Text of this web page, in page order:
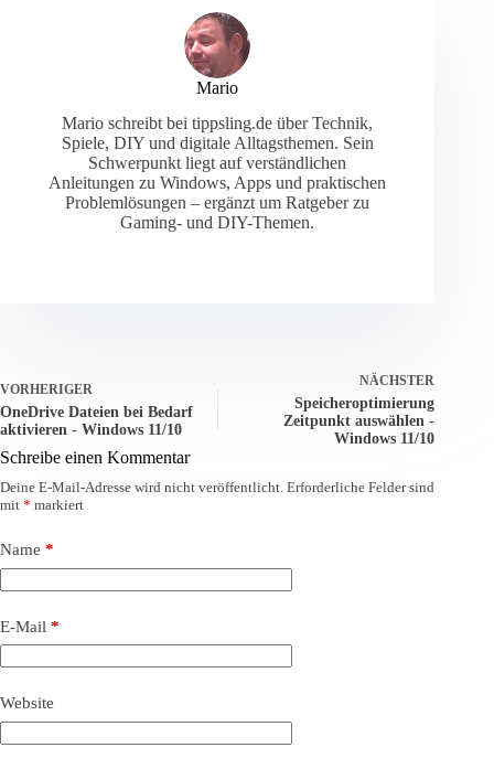
Mario
Mario schreibt bei tippsling.de über Technik,
Spiele, DIY und digitale Alltagsthemen. Sein
Schwerpunkt liegt auf verständlichen
Anleitungen zu Windows, Apps und praktischen
Problemlösungen – ergänzt um Ratgeber zu
Gaming- und DIY-Themen.
VORHERIGER
OneDrive Dateien bei Bedarf
aktivieren - Windows 11/10
NÄCHSTER
Speicheroptimierung
Zeitpunkt auswählen -
Windows 11/10
Schreibe einen Kommentar
Deine E-Mail-Adresse wird nicht veröffentlicht. Erforderliche Felder sind
mit * markiert
Name *
E-Mail *
Website